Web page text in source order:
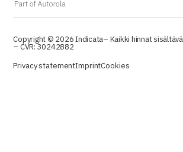
Copyright © 2026 Indicata– Kaikki hinnat
– CVR: 30242882
Privacy statementImprintCookies